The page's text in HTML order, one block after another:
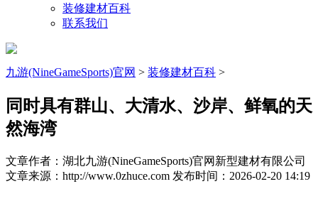
装修建材百科
联系我们
九游(NineGameSports)官网 > 装修建材百科 >
同时具有群山、大清水、沙岸、鲜氧的天
然海湾
文章作者：湖北九游(NineGameSports)官网新型建材有限公司
文章来源：http://www.0zhuce.com 发布时间：2026-02-20 14:19